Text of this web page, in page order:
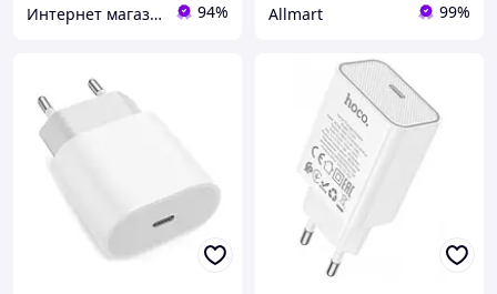
Интернет магазин "Electro Seller" 🛒 Только качественные товары по лучшим ценам ✅ 94% Allmart 99%